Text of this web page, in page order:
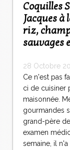
Coquilles Saint-
Jacques à
riz,
sauvages
28 Octobre
Ce n'est pas
ci de cuisiner
maisonnée.
gourmandes
grand-père
examen
semaine, il